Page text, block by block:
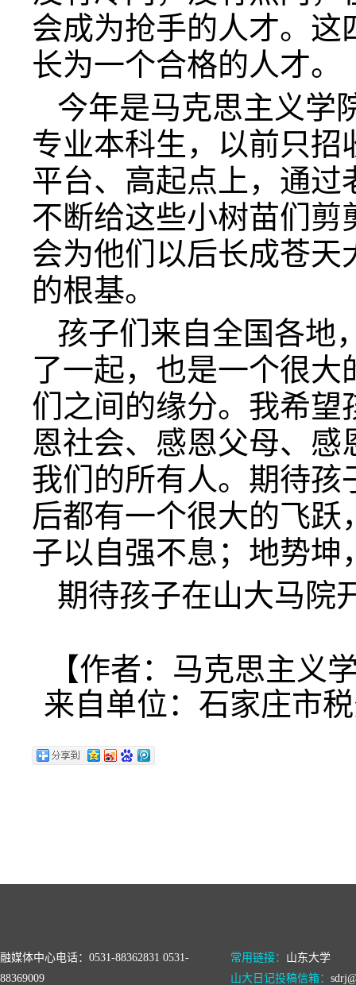
会成为抢手的人才。
长为一个合格的人才。
今年是马克思主义学
专业本科生，以前只
平台、高起点上，通
不断给这些小树苗们
会为他们以后长成苍
的根基。
孩子们来自全国各地
了一起，也是一个很
们之间的缘分。我希望
恩社会、感恩父母、
我们的所有人。期待孩
后都有一个很大的飞
子以自强不息；地势坤
期待孩子在山大马院
【作者：马克思主义
来自单位：石家庄市
融媒体中心电话：0531-88362831 0531-
88369009
常用链接： 山东大学
山大日记投稿信箱：